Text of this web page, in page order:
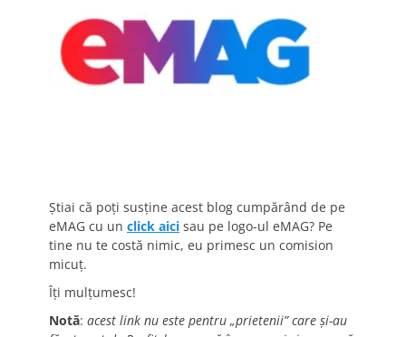
Știai că poți susține acest blog cumpărând de pe
eMAG cu un click aici sau pe logo-ul eMAG? Pe
tine nu te costă nimic, eu primesc un comision
micuț.
Îți mulțumesc!
Notă: acest link nu este pentru „prietenii” care și-au